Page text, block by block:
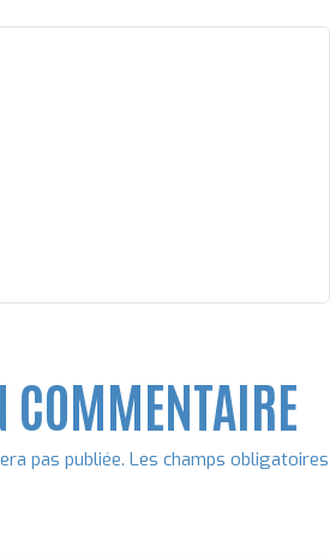
COMMENTAIRE
pas publiée. Les champs obligatoires